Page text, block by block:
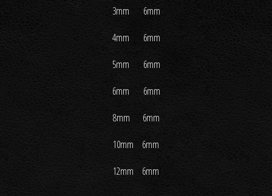
3mm 6mm
4mm 6mm
5mm 6mm
6mm 6mm
8mm 6mm
10mm 6mm
12mm 6mm